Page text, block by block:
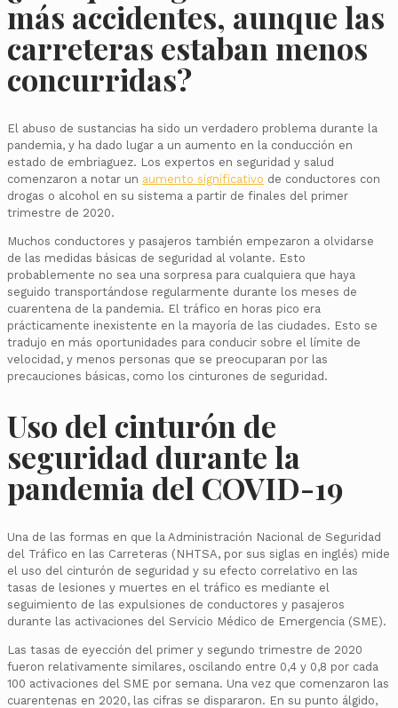
más accidentes, aunque las
carreteras estaban menos
concurridas?
El abuso de sustancias ha sido un verdadero problema durante la
pandemia, y ha dado lugar a un aumento en la conducción en
estado de embriaguez. Los expertos en seguridad y salud
comenzaron a notar un aumento significativo de conductores con
drogas o alcohol en su sistema a partir de finales del primer
trimestre de 2020.
Muchos conductores y pasajeros también empezaron a olvidarse
de las medidas básicas de seguridad al volante. Esto
probablemente no sea una sorpresa para cualquiera que haya
seguido transportándose regularmente durante los meses de
cuarentena de la pandemia. El tráfico en horas pico era
prácticamente inexistente en la mayoría de las ciudades. Esto se
tradujo en más oportunidades para conducir sobre el límite de
velocidad, y menos personas que se preocuparan por las
precauciones básicas, como los cinturones de seguridad.
Uso del cinturón de
seguridad durante la
pandemia del COVID-19
Una de las formas en que la Administración Nacional de Seguridad
del Tráfico en las Carreteras (NHTSA, por sus siglas en inglés) mide
el uso del cinturón de seguridad y su efecto correlativo en las
tasas de lesiones y muertes en el tráfico es mediante el
seguimiento de las expulsiones de conductores y pasajeros
durante las activaciones del Servicio Médico de Emergencia (SME).
Las tasas de eyección del primer y segundo trimestre de 2020
fueron relativamente similares, oscilando entre 0,4 y 0,8 por cada
100 activaciones del SME por semana. Una vez que comenzaron las
cuarentenas en 2020, las cifras se dispararon. En su punto álgido,